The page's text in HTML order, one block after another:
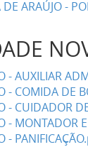
ARAÚJO -
- AUXILIAR
- COMIDA DE
- CUIDADOR
- MONTADOR
-